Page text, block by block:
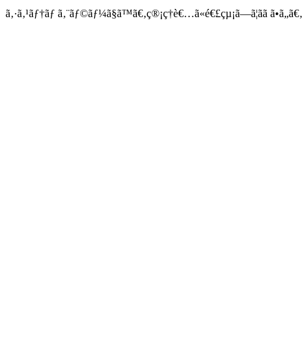
ã‚·ã‚¹ãƒ†ãƒ ã‚¨ãƒ©ãƒ¼ã§ã™ã€‚ç®¡ç†è€…ã«é€£çµ¡ã—ã¦ãã ã•ã„ã€‚